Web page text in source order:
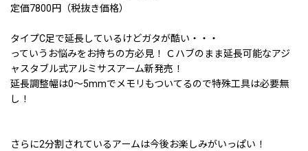
定価7800円（税抜き価格）
タイプC足で延長しているけどガタが酷い・・・
っていうお悩みをお持ちの方必見！ Ｃハブのまま延長可能なアジ
ャスタブル式アルミサスアーム新発売！
延長調整幅は0〜5mmでメモリもついてるので特殊工具は必要無
し！
さらに2分割されているアームは今後お楽しみがいっぱい！